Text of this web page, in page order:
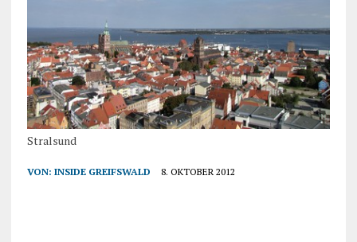
Stralsund
VON: INSIDE GREIFSWALD 8. OKTOBER 2012